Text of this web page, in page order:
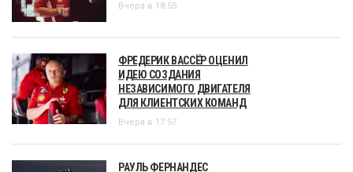
Вчера в 18:55
ФРЕДЕРИК ВАССЁР ОЦЕНИЛ
ИДЕЮ СОЗДАНИЯ
НЕЗАВИСИМОГО ДВИГАТЕЛЯ
ДЛЯ КЛИЕНТСКИХ КОМАНД
Вчера в 17:57
РАУЛЬ ФЕРНАНДЕС